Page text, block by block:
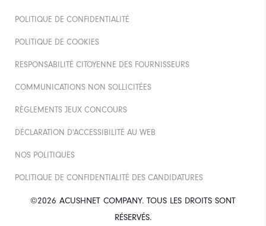
©2026 ACUSHNET COMPANY. TOUS LES DROITS SONT
RÉSERVÉS.
POLITIQUE DE CONFIDENTIALITÉ
POLITIQUE DE COOKIES
RESPONSABILITÉ CITOYENNE DES FOURNISSEURS
COMMUNICATIONS NON SOLLICITÉES
RÈGLEMENTS JEUX CONCOURS
DÉCLARATION D'ACCESSIBILITÉ AU WEB
NOS POLITIQUES
POLITIQUE DE CONFIDENTIALITÉ DES CANDIDATURES